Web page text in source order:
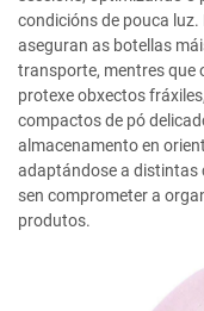
condicións de pouca
aseguran as botellas
transporte, mentres que
protexe obxectos
compactos de pó
almacenamento en
adaptándose a distintas
sen comprometer a
produtos.